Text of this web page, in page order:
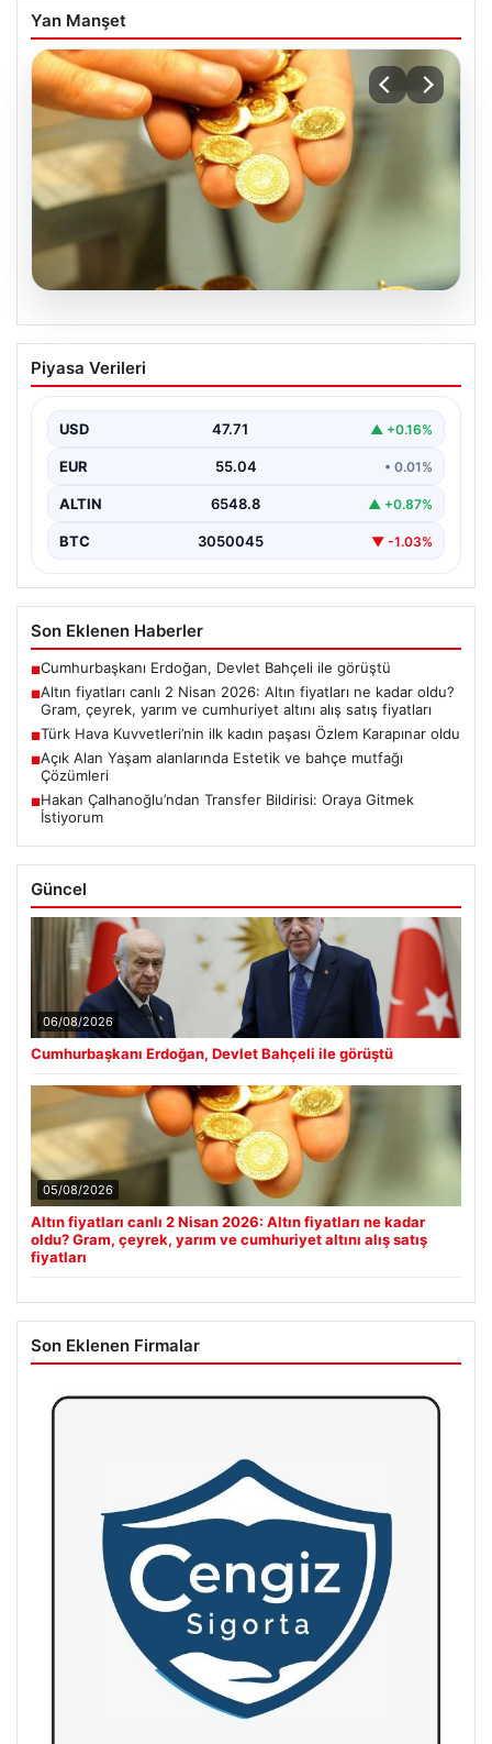
Yan Manşet
05.08.2026
Altın fiyatları canlı 2 Nisan 2026: Altın
fiyatları ne kadar oldu? Gram, çeyrek,
fiyatları
Piyasa Verileri
USD 47.71 ▲ +0.16%
EUR 55.04 • 0.01%
ALTIN 6548.8 ▲ +0.87%
BTC 3050045 ▼ -1.03%
Son Eklenen Haberler
■Cumhurbaşkanı Erdoğan, Devlet Bahçeli ile görüştü
■Altın fiyatları canlı 2 Nisan 2026: Altın fiyatları ne kadar oldu?
Gram, çeyrek, yarım ve cumhuriyet altını alış satış fiyatları
■Türk Hava Kuvvetleri’nin ilk kadın paşası Özlem Karapınar oldu
■Açık Alan Yaşam alanlarında Estetik ve bahçe mutfağı
Çözümleri
■Hakan Çalhanoğlu’ndan Transfer Bildirisi: Oraya Gitmek
İstiyorum
Güncel
06/08/2026
Cumhurbaşkanı Erdoğan, Devlet Bahçeli ile görüştü
05/08/2026
Altın fiyatları canlı 2 Nisan 2026: Altın fiyatları ne kadar
oldu? Gram, çeyrek, yarım ve cumhuriyet altını alış satış
fiyatları
Son Eklenen Firmalar